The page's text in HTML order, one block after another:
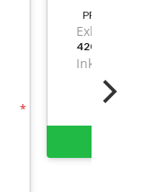
PREIS
Exkl. Mwst.
Inkl. Mwst.